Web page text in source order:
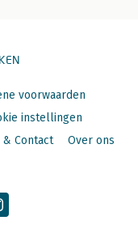
voorwaarden
instellingen
& Contact Over ons